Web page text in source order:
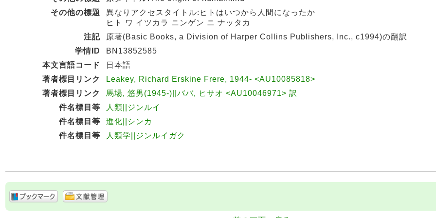
その他の標題
異なりアクセスタイトル:ヒトはいつから人間になったか
ヒト ワ イツカラ ニンゲン ニ ナッタカ
注記
原著(Basic Books, a Division of Harper Collins Publishers, Inc., c1994)の翻訳
学情ID
BN13852585
本文言語コード
日本語
著者標目リンク
Leakey, Richard Erskine Frere, 1944- <AU10085818>
著者標目リンク
馬場, 悠男(1945-)||ババ, ヒサオ <AU10046971> 訳
件名標目等
人類||ジンルイ
件名標目等
進化||シンカ
件名標目等
人類学||ジンルイガク